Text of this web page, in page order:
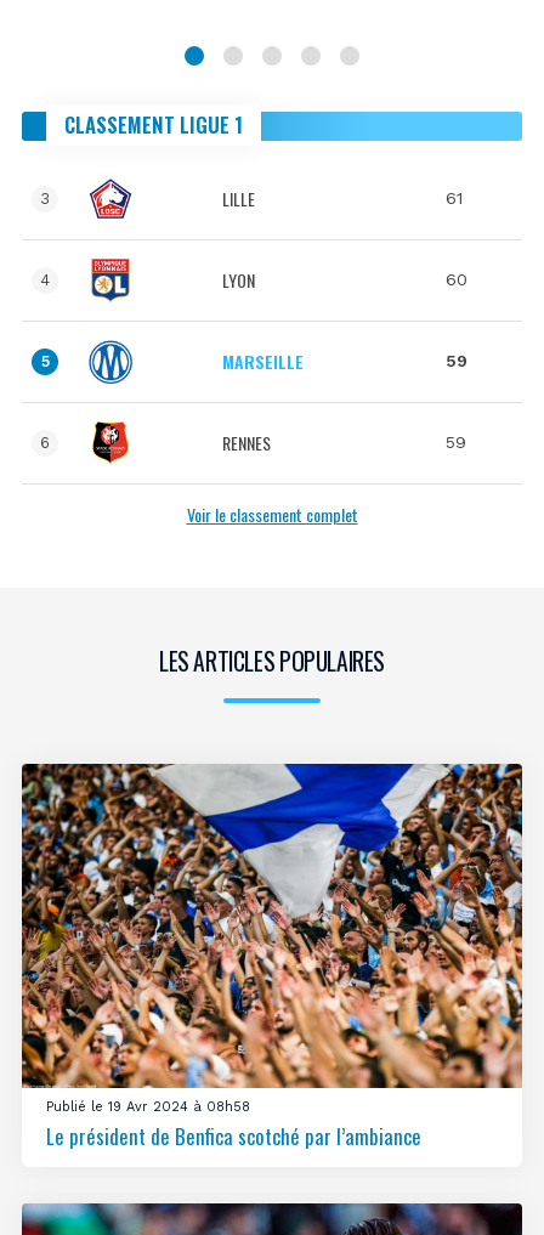
CLASSEMENT LIGUE 1
3 LILLE 61
4 LYON 60
5 MARSEILLE 59
6 RENNES 59
Voir le classement complet
LES ARTICLES POPULAIRES
Publié le 19 Avr 2024 à 08h58
Le président de Benfica scotché par l’ambiance